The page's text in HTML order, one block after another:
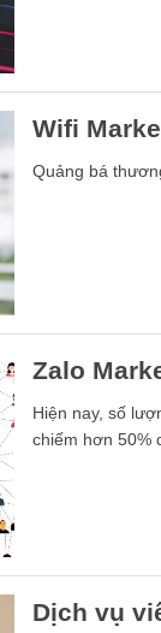
Wifi
Quảng bá
Zalo
Hiện nay, số
chiếm hơn 50%
Dịch vụ